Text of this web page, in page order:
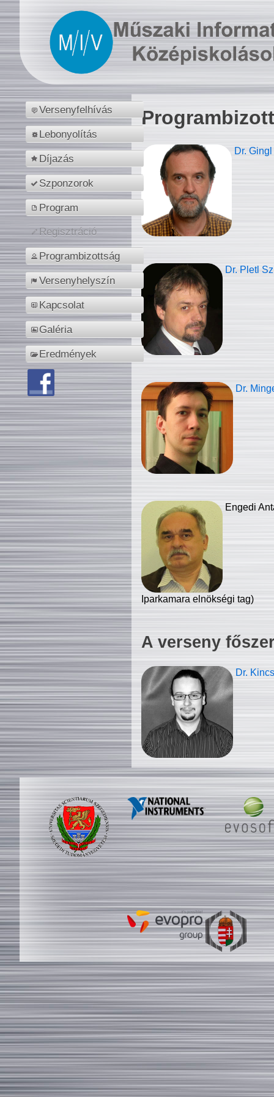
Versenyfelhívás
Lebonyolítás
Díjazás
Szponzorok
Program
Regisztráció
Programbizottság
Versenyhelyszín
Kapcsolat
Galéria
Eredmények
Dr.
Dr. Pletl
Dr.
Engedi
Iparkamara elnökségi tag)
A verseny
Dr.